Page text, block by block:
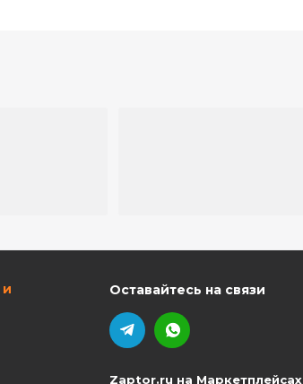
и
Оставайтесь на связи
Zaptor.ru на Маркетплейсах